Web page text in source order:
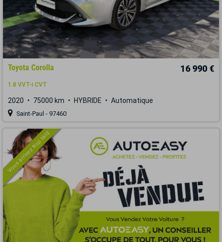
Toyota Corolla 16 990 €
1.8 VVT-i CVT
2020 75000 km HYBRIDE Automatique
Saint-Paul - 97460
Vous arrivez trop tard